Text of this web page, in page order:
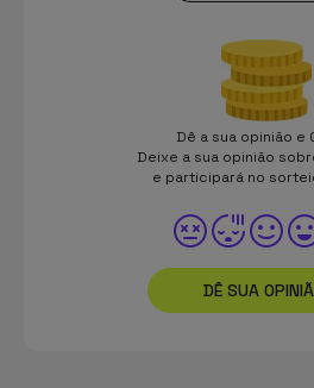
Dê a sua opinião e
Deixe a sua opinião
e participará no
DÊ SUA